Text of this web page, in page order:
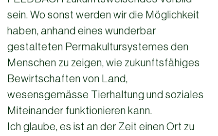
sein. Wo sonst werden wir die Möglichkeit
haben, anhand eines wunderbar
gestalteten Permakultursystemes den
Menschen zu zeigen, wie zukunftsfähiges
Bewirtschaften von Land,
wesensgemässe Tierhaltung und soziales
Miteinander funktionieren kann.
Ich glaube, es ist an der Zeit einen Ort zu